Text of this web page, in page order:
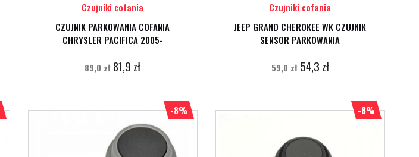
Czujniki cofania
CZUJNIK PARKOWANIA COFANIA
CHRYSLER PACIFICA 2005-
89,0 zł 81,9 zł
Czujniki cofania
JEEP GRAND CHEROKEE WK CZUJNIK
SENSOR PARKOWANIA
59,0 zł 54,3 zł
-8% -8%